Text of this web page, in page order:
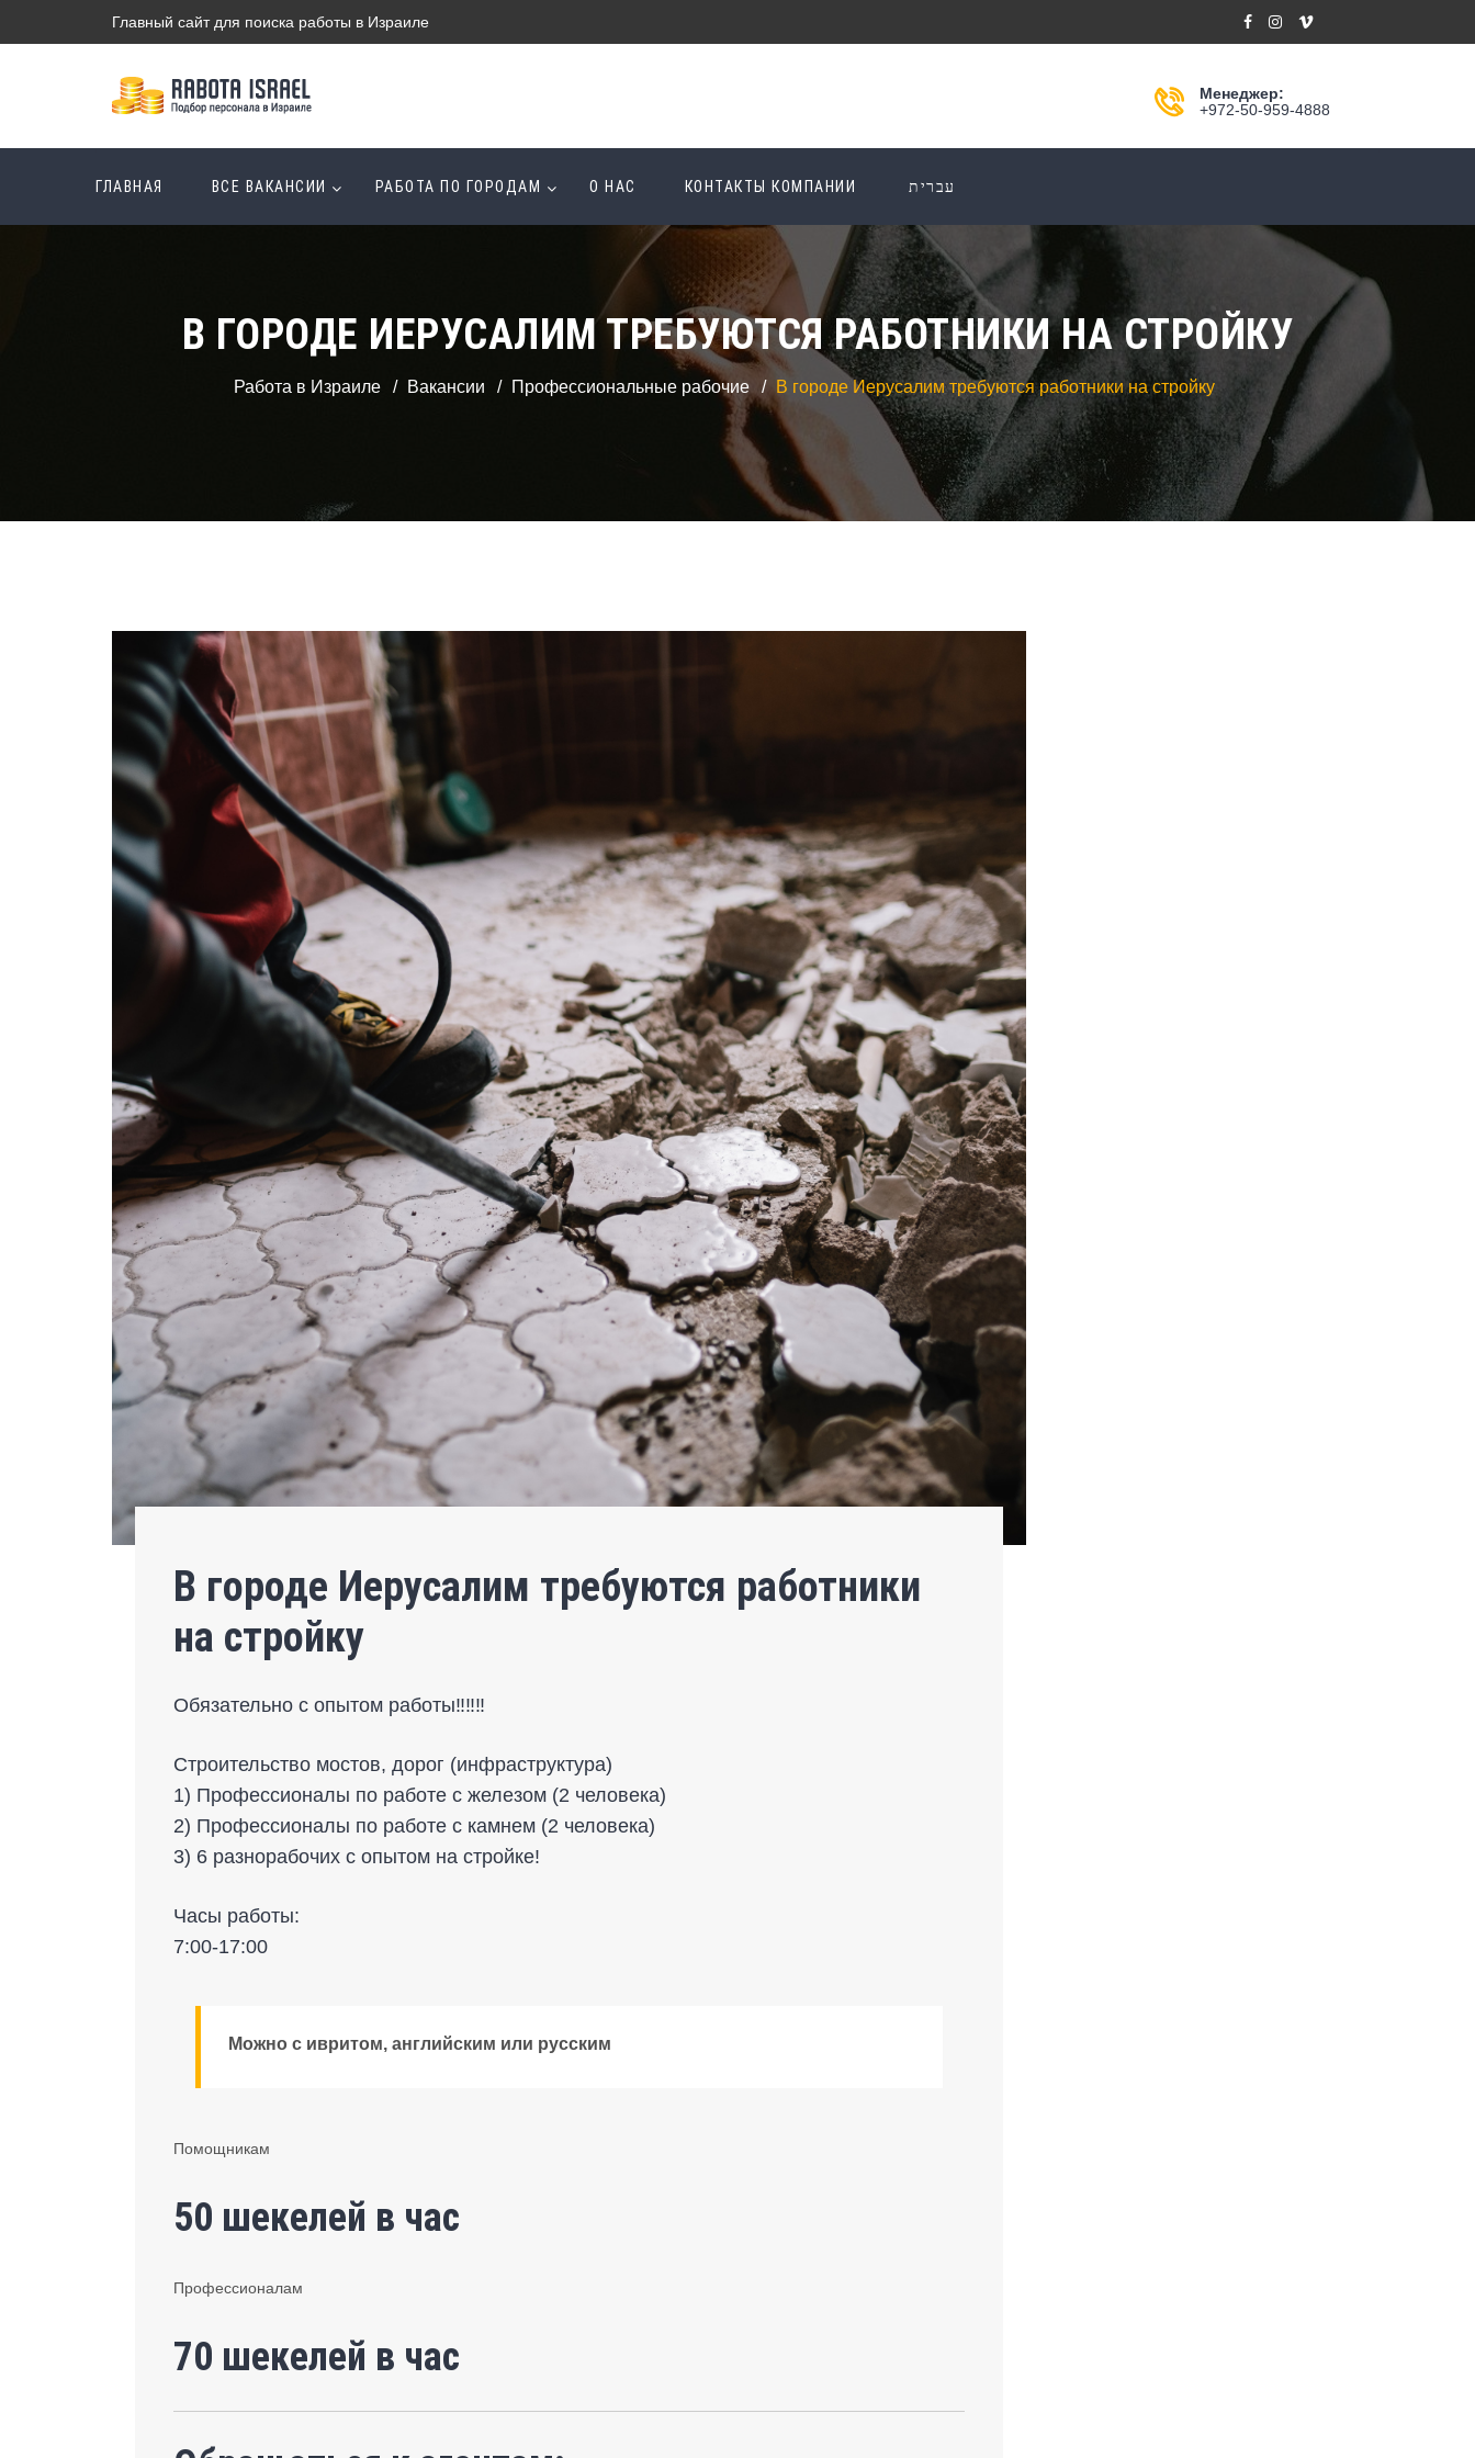
Главный сайт для поиска работы в Израиле
Менеджер:
+972-50-959-4888
ГЛАВНАЯ ВСЕ ВАКАНСИИ РАБОТА ПО ГОРОДАМ О НАС КОНТАКТЫ КОМПАНИИ עברית
В ГОРОДЕ ИЕРУСАЛИМ ТРЕБУЮТСЯ РАБОТНИКИ НА СТРОЙКУ
Работа в Израиле Вакансии Профессиональные рабочие В городе Иерусалим требуются работники на стройку
В городе Иерусалим требуются работники
на стройку
Обязательно с опытом работы‼️‼️‼️
Строительство мостов, дорог (инфраструктура)
1) Профессионалы по работе с железом (2 человека)
2) Профессионалы по работе с камнем (2 человека)
3) 6 разнорабочих с опытом на стройке!
Часы работы:
7:00-17:00
Можно с ивритом, английским или русским
Помощникам
50 шекелей в час
Профессионалам
70 шекелей в час